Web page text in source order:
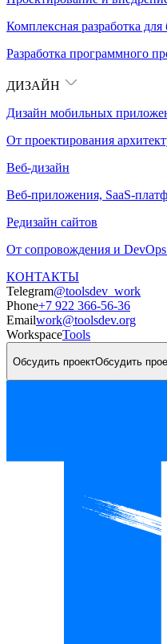
Комплексная разработка для
Разработка программного
ДИЗАЙН
Дизайн мобильных
От проектирования
Веб-дизайн
Веб-приложения, SaaS-
Редизайн сайтов
От сопровождения и DevOps
КОНТАКТЫ
Telegram@toolsdev_work
Phone+7 922 366-56-36
Emailwork@toolsdev.org
WorkspaceTools
Обсудить проектОбсудить